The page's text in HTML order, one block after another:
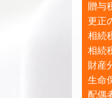
贈与
更正
相続
相続
財産
生命
配偶